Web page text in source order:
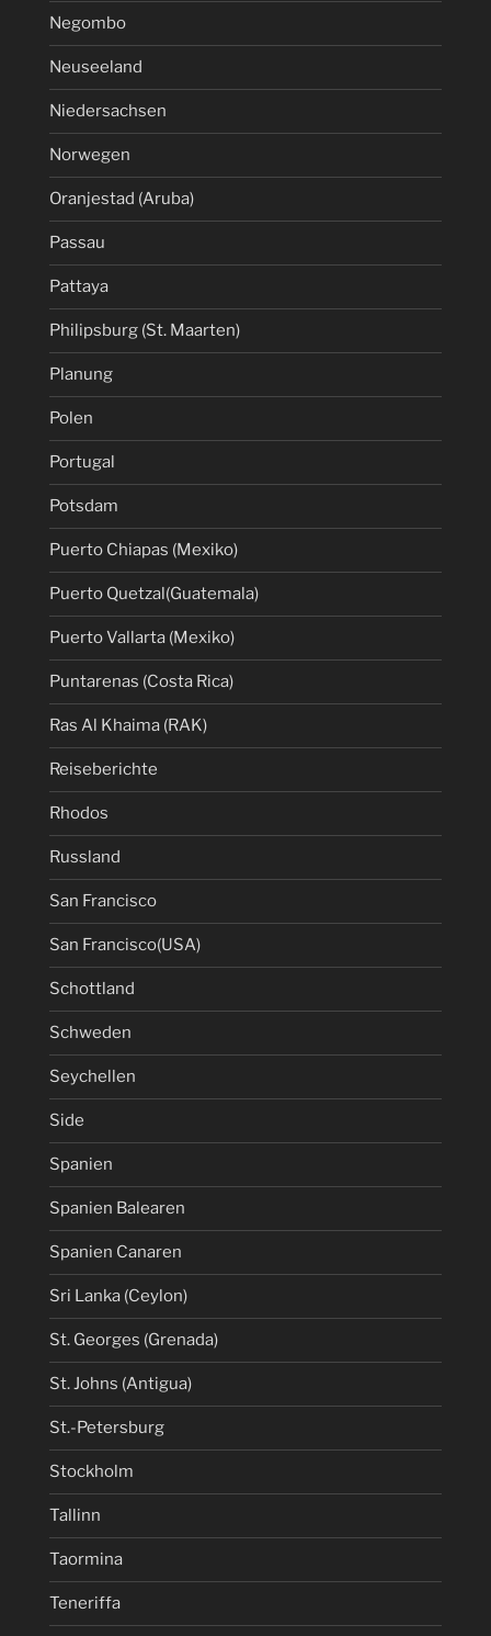
Negombo
Neuseeland
Niedersachsen
Norwegen
Oranjestad (Aruba)
Passau
Pattaya
Philipsburg (St. Maarten)
Planung
Polen
Portugal
Potsdam
Puerto Chiapas (Mexiko)
Puerto Quetzal(Guatemala)
Puerto Vallarta (Mexiko)
Puntarenas (Costa Rica)
Ras Al Khaima (RAK)
Reiseberichte
Rhodos
Russland
San Francisco
San Francisco(USA)
Schottland
Schweden
Seychellen
Side
Spanien
Spanien Balearen
Spanien Canaren
Sri Lanka (Ceylon)
St. Georges (Grenada)
St. Johns (Antigua)
St.-Petersburg
Stockholm
Tallinn
Taormina
Teneriffa